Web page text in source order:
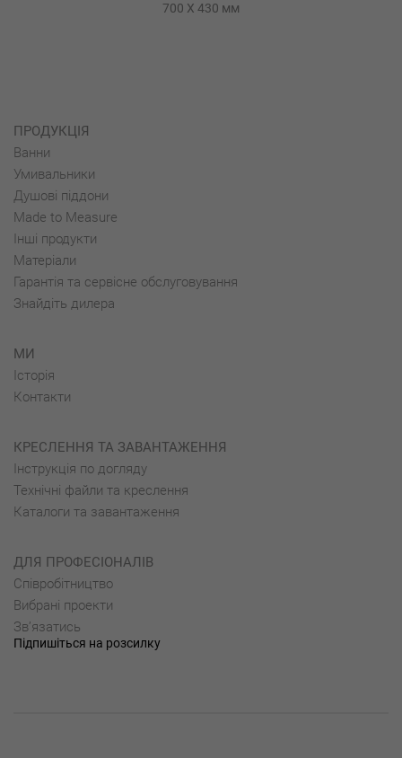
700 X 430 мм
ПРОДУКЦІЯ
Ванни
Умивальники
Душові піддони
Made to Measure
Інші продукти
Матеріали
Гарантія та сервісне обслуговування
Знайдіть дилера
МИ
Історія
Контакти
КРЕСЛЕННЯ ТА ЗАВАНТАЖЕННЯ
Інструкція по догляду
Технічні файли та креслення
Каталоги та завантаження
ДЛЯ ПРОФЕСІОНАЛІВ
Cпівробітництво
Вибрані проекти
Зв’язатись
Підпишіться на розсилку